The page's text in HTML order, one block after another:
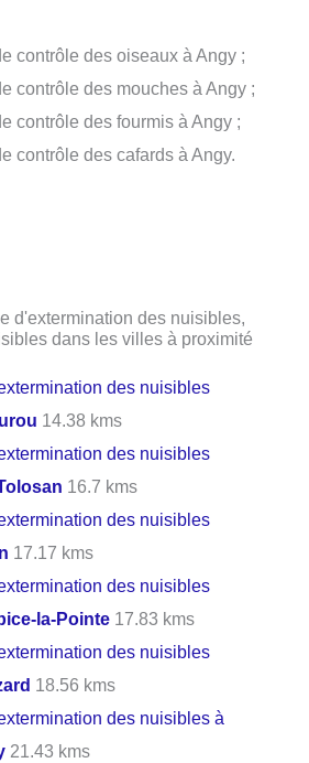
contrôle des oiseaux à Angy ;
contrôle des mouches à Angy ;
contrôle des fourmis à Angy ;
contrôle des cafards à Angy.
d'extermination des nuisibles,
dans les villes à proximité
des nuisibles
14.38 kms
des nuisibles
16.7 kms
des nuisibles
17.17 kms
des nuisibles
la-Pointe 17.83 kms
des nuisibles
18.56 kms
des nuisibles à
21.43 kms